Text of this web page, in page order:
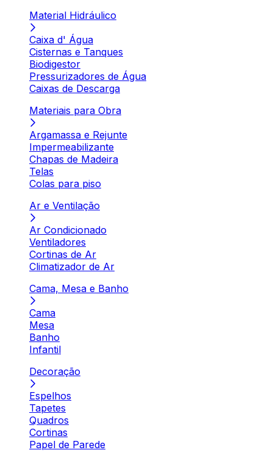
Material Hidráulico
Caixa d' Água
Cisternas e Tanques
Biodigestor
Pressurizadores de Água
Caixas de Descarga
Materiais para Obra
Argamassa e Rejunte
Impermeabilizante
Chapas de Madeira
Telas
Colas para piso
Ar e Ventilação
Ar Condicionado
Ventiladores
Cortinas de Ar
Climatizador de Ar
Cama, Mesa e Banho
Cama
Mesa
Banho
Infantil
Decoração
Espelhos
Tapetes
Quadros
Cortinas
Papel de Parede